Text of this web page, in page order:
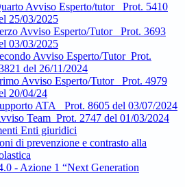
Avviso Esperto/tutor_ Prot. 5410
25/03/2025
Avviso Esperto/Tutor_ Prot. 3693
03/03/2025
Avviso Esperto/Tutor_Prot.
del 26/11/2024
Avviso Esperto/Tutor_ Prot. 4979
20/04/24
ATA_ Prot. 8605 del 03/07/2024
Team_Prot. 2747 del 01/03/2024
Enti giuridici
di prevenzione e contrasto alla
- Azione 1 “Next Generation